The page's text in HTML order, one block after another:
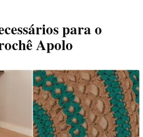
para o
Apolo